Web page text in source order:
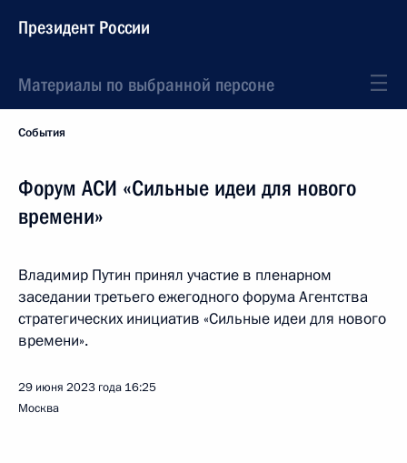
Президент России
Материалы по выбранной персоне
События
Форум АСИ «Сильные идеи для нового
времени»
Владимир Путин принял участие в пленарном
заседании третьего ежегодного форума Агентства
стратегических инициатив «Сильные идеи для нового
времени».
29 июня 2023 года 16:25
Москва